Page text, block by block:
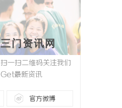
三门资讯网
扫一扫二维码关注我们
Get最新资讯
官方微博